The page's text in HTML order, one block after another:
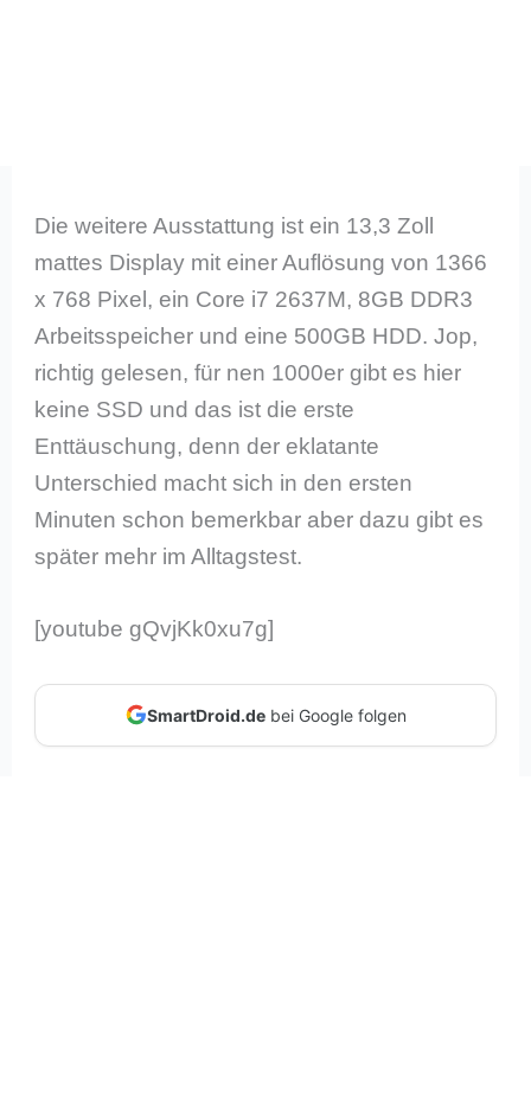
Die weitere Ausstattung ist ein 13,3 Zoll
mattes Display mit einer Auflösung von 1366
x 768 Pixel, ein Core i7 2637M, 8GB DDR3
Arbeitsspeicher und eine 500GB HDD. Jop,
richtig gelesen, für nen 1000er gibt es hier
keine SSD und das ist die erste
Enttäuschung, denn der eklatante
Unterschied macht sich in den ersten
Minuten schon bemerkbar aber dazu gibt es
später mehr im Alltagstest.
[youtube gQvjKk0xu7g]
SmartDroid.debei Google folgen